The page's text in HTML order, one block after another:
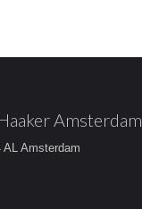
Amsterdam
AL Amsterdam